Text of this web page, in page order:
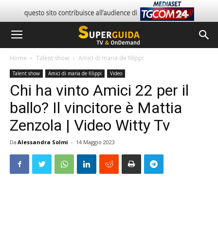
Home Talent show Amici di maria de filippi
Talent show Amici di maria de filippi Video
Chi ha vinto Amici 22 per il
ballo? Il vincitore è Mattia
Zenzola | Video Witty Tv
Da Alessandra Solmi - 14 Maggio 2023